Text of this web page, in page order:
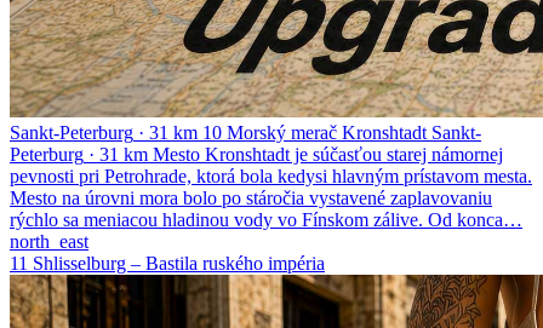
Sankt-Peterburg · 31 km 10 Morský merač Kronshtadt Sankt-
Peterburg · 31 km Mesto Kronshtadt je súčasťou starej námornej
pevnosti pri Petrohrade, ktorá bola kedysi hlavným prístavom mesta.
Mesto na úrovni mora bolo po stáročia vystavené zaplavovaniu
rýchlo sa meniacou hladinou vody vo Fínskom zálive. Od konca…
north_east
11 Shlisselburg – Bastila ruského impéria